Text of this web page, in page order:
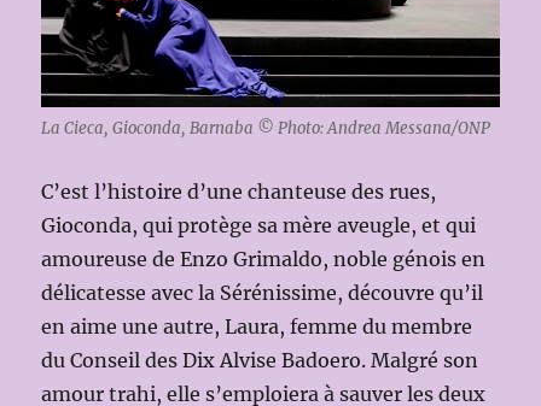
La Cieca, Gioconda, Barnaba © Photo: Andrea Messana/ONP
C’est l’histoire d’une chanteuse des rues,
Gioconda, qui protège sa mère aveugle, et qui
amoureuse de Enzo Grimaldo, noble génois en
délicatesse avec la Sérénissime, découvre qu’il
en aime une autre, Laura, femme du membre
du Conseil des Dix Alvise Badoero. Malgré son
amour trahi, elle s’emploiera à sauver les deux